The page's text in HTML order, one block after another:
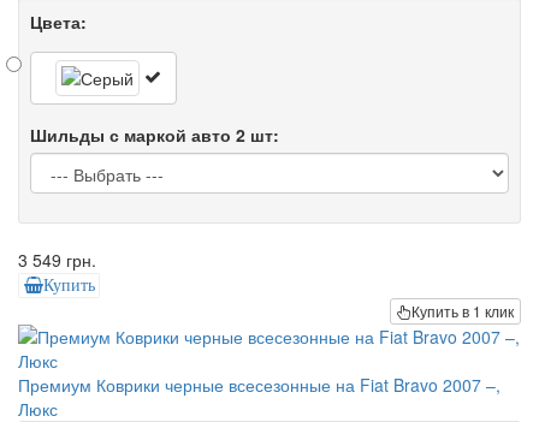
Цвета:
Шильды с маркой авто 2 шт:
3 549 грн.
Купить
Купить в 1 клик
Премиум Коврики черные всесезонные на Fiat Bravo 2007 –,
Люкс